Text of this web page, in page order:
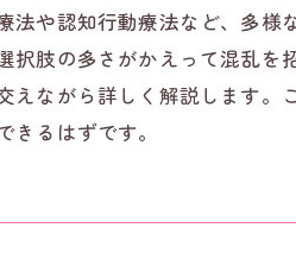
や認知行動療法など、多様
肢の多さがかえって混乱を
ながら詳しく解説します。
るはずです。